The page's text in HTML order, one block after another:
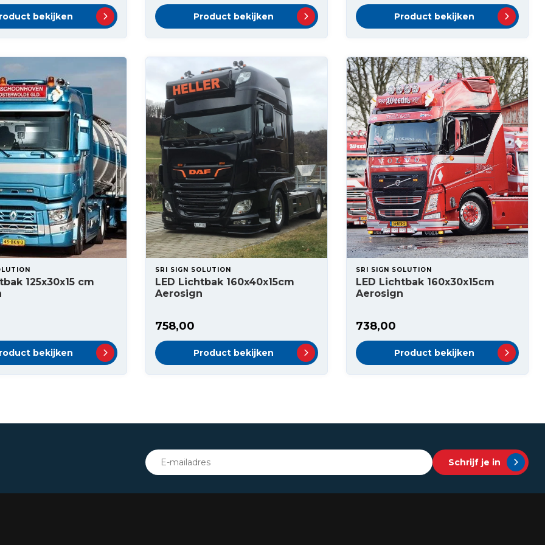
bekijken Product bekijken Product bekijken
125x30x15 cm
bekijken
SRI SIGN SOLUTION
LED Lichtbak 160x40x15cm
Aerosign
758,00
Product bekijken
SRI SIGN SOLUTION
LED Lichtbak 160x30x15cm
Aerosign
738,00
Product bekijken
Schrijf je in